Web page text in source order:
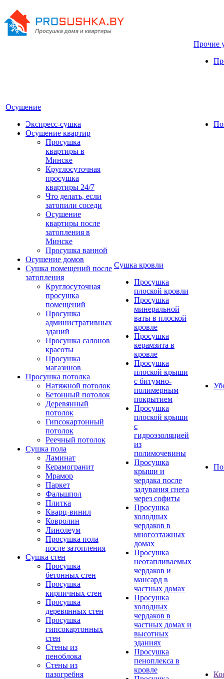
Осушение
Экспресс-сушка
Осушение квартир
Просушка
квартиры в
Минске
Круглосуточная
просушка
квартиры 24/7
Что делать, если
затопили соседи
Осушение
квартиры после
затопления в
Минске
Просушка ванной
Осушение домов
Сушка помещений после
затопления
Круглосуточная
просушка
помещений
Просушка
административных
зданий
Просушка салонов
красоты
Просушка
магазинов
Просушка потолка
Натяжной потолок
Бетонный потолок
Деревянный
потолок
Гипсокартонный
потолок
Реечный потолок
Сушка пола
Ламинат
Керамогранит
Мрамор
Паркет
Фальшпол
Плитка
Кварц-винил
Ковролин
Линолеум
Просушка пола
после затопления
Сушка стен
Просушка
бетонных стен
Просушка
кирпичных стен
Просушка
деревянных стен
Просушка
гипсокартонных
стен
Стены из
пеноблока
Стены из
пазогребня
Сушка кровли
Просушка
плоской кровли
Просушка
минеральной
ваты в плоской
кровле
Просушка
керамзита в
кровле
Просушка
плоской крыши
с битумно-
полимерным
покрытием
Просушка
плоской крыши
с
гидроэзоляцией
из
полимочевины
Просушка
крыши и
чердака после
задувания снега
через софиты
Просушка
холодных
чердаков в
многоэтажных
домах
Просушка
неотапливаемых
чердаков и
мансард в
частных домах
Просушка
холодных
чердаков в
частных домах и
высотных
зданиях
Просушка
пеноплекса в
кровле
Прочие